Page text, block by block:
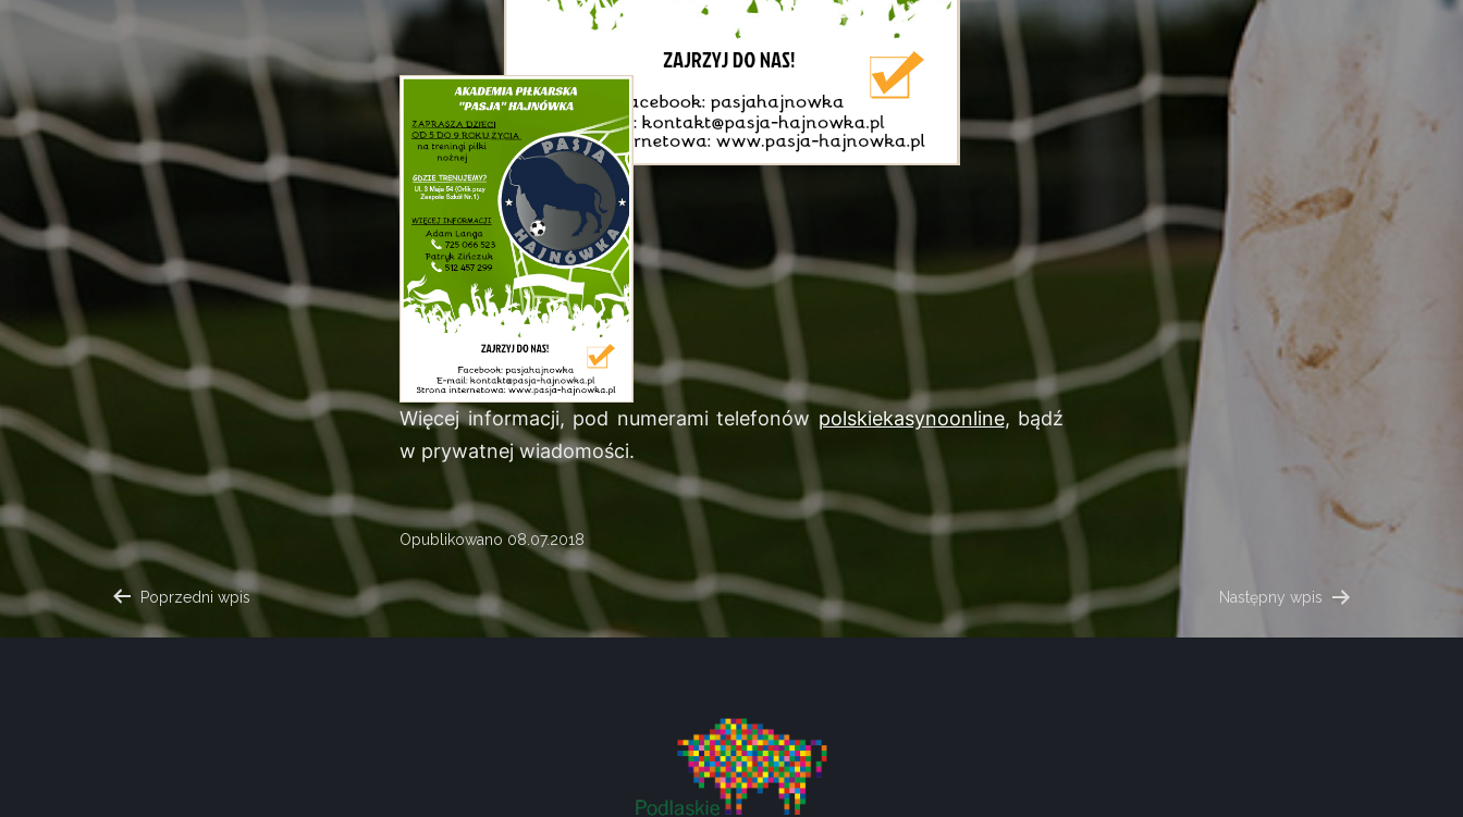
Więcej informacji, pod numerami telefonów polskiekasynoonline, bądź
w prywatnej wiadomości.
Opublikowano 08.07.2018
NAWIGACJA
Poprzedni wpis Następny wpis